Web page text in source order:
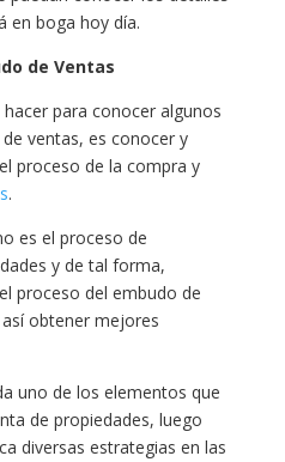
en boga hoy día.
de Ventas
para conocer algunos
ventas, es conocer y
proceso de la compra y
.
es el proceso de
y de tal forma,
proceso del embudo de
obtener mejores
uno de los elementos que
de propiedades, luego
diversas estrategias en las